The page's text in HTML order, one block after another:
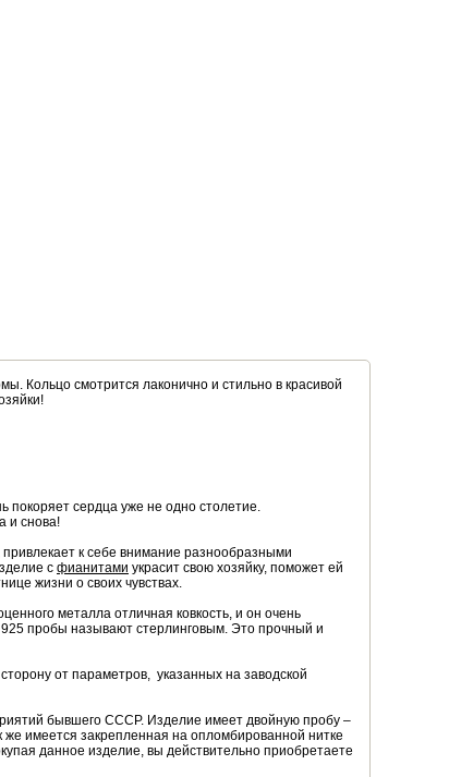
Кольцо смотрится лаконично и стильно в красивой
сердца уже не одно столетие.
и снова!
к себе внимание разнообразными
с фианитами украсит свою хозяйку, поможет ей
жизни о своих чувствах.
металла отличная ковкость, и он очень
пробы называют стерлинговым. Это прочный и
от параметров, указанных на заводской
бывшего СССР. Изделие имеет двойную пробу –
имеется закрепленная на опломбированной нитке
данное изделие, вы действительно приобретаете